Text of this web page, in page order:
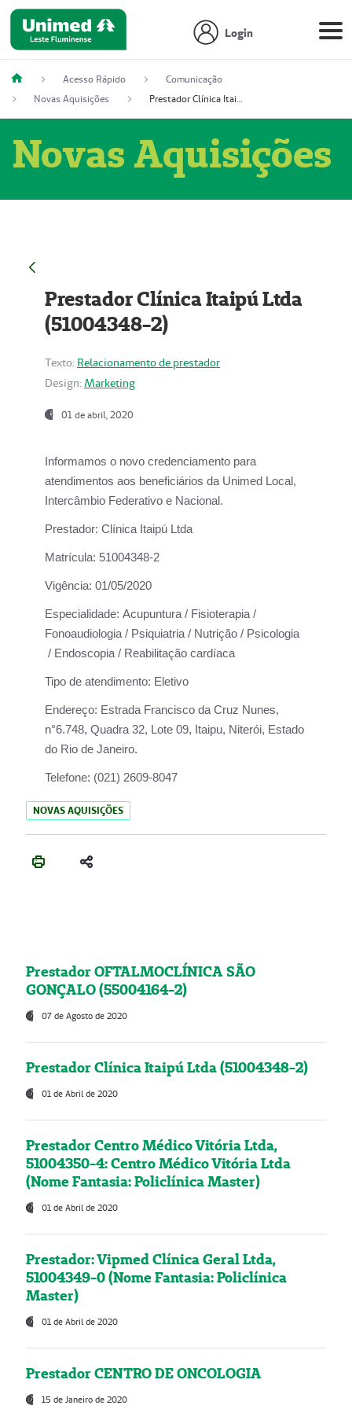
Login
Acesso Rápido
Comunicação
Novas Aquisições
Prestador Clínica Itaipú Ltda (51004348-2)
Novas Aquisições
Prestador Clínica Itaipú Ltda
(51004348-2)
Texto: Relacionamento de prestador
Design: Marketing
01 de abril, 2020
Informamos o novo credenciamento para
atendimentos aos beneficiários da Unimed Local,
Intercâmbio Federativo e Nacional.
Prestador: Clínica Itaipú Ltda
Matrícula: 51004348-2
Vigência: 01/05/2020
Especialidade: Acupuntura / Fisioterapia /
Fonoaudiologia / Psiquiatria / Nutrição / Psicologia
/ Endoscopia / Reabilitação cardíaca
Tipo de atendimento: Eletivo
Endereço: Estrada Francisco da Cruz Nunes,
n°6.748, Quadra 32, Lote 09, Itaipu, Niterói, Estado
do Rio de Janeiro.
Telefone: (021) 2609-8047
NOVAS AQUISIÇÕES
Prestador OFTALMOCLÍNICA SÃO
GONÇALO (55004164-2)
07 de Agosto de 2020
Prestador Clínica Itaipú Ltda (51004348-2)
01 de Abril de 2020
Prestador Centro Médico Vitória Ltda,
51004350-4: Centro Médico Vitória Ltda
(Nome Fantasia: Policlínica Master)
01 de Abril de 2020
Prestador: Vipmed Clínica Geral Ltda,
51004349-0 (Nome Fantasia: Policlínica
Master)
01 de Abril de 2020
Prestador CENTRO DE ONCOLOGIA
15 de Janeiro de 2020